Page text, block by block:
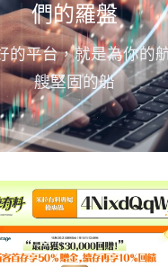
們的羅盤
的平台，就是為你的
艘堅固的船